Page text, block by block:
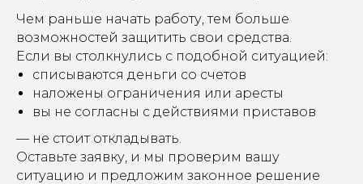
Чем раньше начать работу, тем больше
возможностей защитить свои средства.
Если вы столкнулись с подобной ситуацией:
списываются деньги со счетов
наложены ограничения или аресты
вы не согласны с действиями приставов
— не стоит откладывать.
Оставьте заявку, и мы проверим вашу
ситуацию и предложим законное решение